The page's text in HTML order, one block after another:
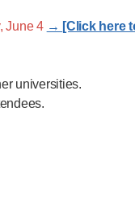
June 4 → [Click here
universities.